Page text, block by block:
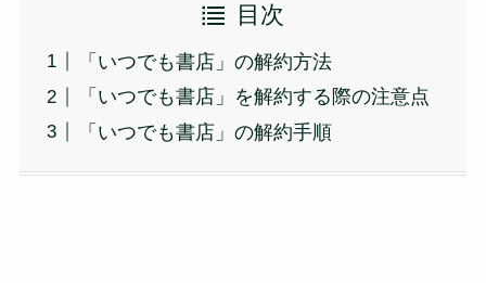
目次
「いつでも書店」の解約方法
「いつでも書店」を解約する際の注意点
「いつでも書店」の解約手順